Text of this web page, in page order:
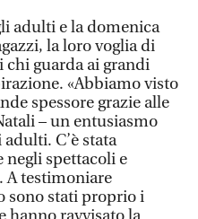
adulti e la domenica
la loro voglia di
chi guarda ai grandi
«Abbiamo visto
spessore grazie alle
– un entusiasmo
C’è stata
negli spettacoli e
A testimoniare
sono stati proprio i